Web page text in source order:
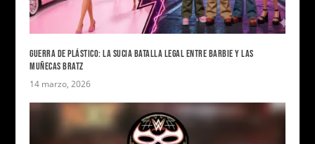
GUERRA DE PLÁSTICO: LA SUCIA BATALLA LEGAL ENTRE BARBIE Y LAS
MUÑECAS BRATZ
14 marzo, 2026